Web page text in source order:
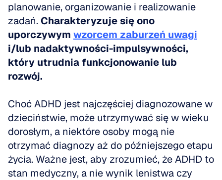
planowanie, organizowanie i realizowanie
zadań. Charakteryzuje się ono
uporczywym wzorcem zaburzeń uwagi
i/lub nadaktywności-impulsywności,
który utrudnia funkcjonowanie lub
rozwój.
Choć ADHD jest najczęściej diagnozowane w
dzieciństwie, może utrzymywać się w wieku
dorosłym, a niektóre osoby mogą nie
otrzymać diagnozy aż do późniejszego etapu
życia. Ważne jest, aby zrozumieć, że ADHD to
stan medyczny, a nie wynik lenistwa czy